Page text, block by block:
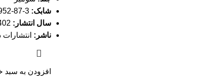
شابک: 3-87-6952-622-978
سال انتشار:
ناشر: انتشارات
افزودن به سبد